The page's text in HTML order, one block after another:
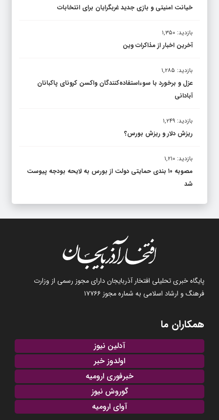
خیانت امنیتی و بازی جدید غربگرایان برای انتخابات
بازدید: ۱,۳۵۰
آخرین اخبار از مذاکرات وین
بازدید: ۱,۲۸۵
عزل و برخورد با سوءاستفاده‌کنندگان واکسن کرونای پاکبانان
آبادانی
بازدید: ۱,۲۴۹
ریزش دلار و ریزش بورس؟
بازدید: ۱,۲۱۰
مصوبه ۱۰ بندی حمایتی دولت از بورس به لایحه بودجه پیوست
شد
پایگاه خبری تحلیلی افتخار آذربایجان دارای مجوز رسمی از وزارت
فرهنگ و ارشاد اسلامی به شماره مجوز ۱۷۷۶۶
همکاران ما
آدلین نیوز
اولدوز خبر
خبرفوری ارومیه
گوروش نیوز
آوای ارومیه